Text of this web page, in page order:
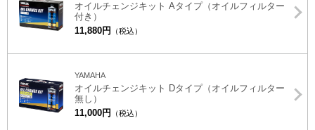
オイルチェンジキット Aタイプ（オイルフィルター
付き）
11,880円
（税込）
YAMAHA
オイルチェンジキット Dタイプ（オイルフィルター
無し）
11,000円
（税込）